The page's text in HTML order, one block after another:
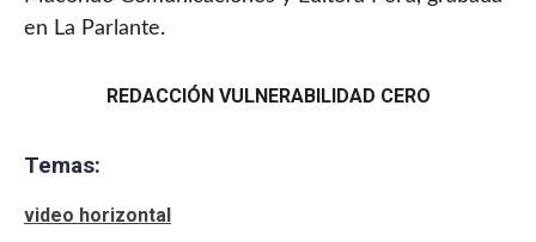
en La Parlante.
REDACCIÓN VULNERABILIDAD CERO
Temas:
video horizontal